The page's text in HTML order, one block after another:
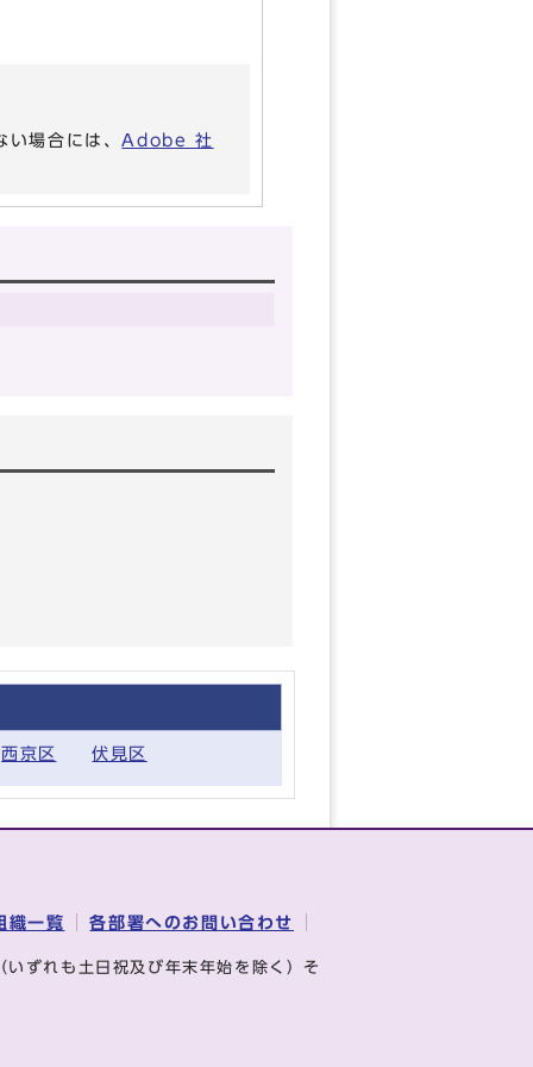
い場合には、Adobe 社
西京区 伏見区
織一覧 各部署へのお問い合わせ
いずれも土日祝及び年末年始を除く）そ